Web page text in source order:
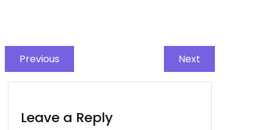
Previous Next
Leave a Reply